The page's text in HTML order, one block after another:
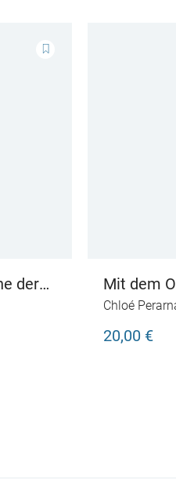
der
Mit dem
Welt
Chloé
20,00 €